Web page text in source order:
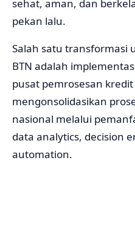
sehat, aman, dan
pekan lalu.
Salah satu transformasi
BTN adalah
pusat pemrosesan
mengonsolidasikan
nasional melalui
data analytics, decision
automation.